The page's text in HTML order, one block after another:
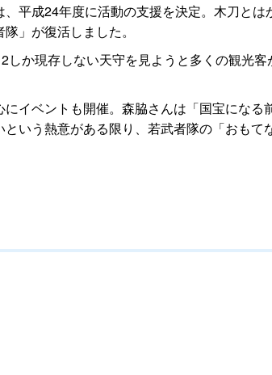
平成24年度に活動の支援を決定。木刀と
」が復活しました。
か現存しない天守を見ようと多くの観光客
イベントも開催。森脇さんは「国宝にな
いう熱意がある限り、若武者隊の「おもて